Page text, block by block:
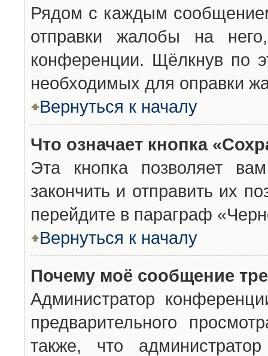
Рядом с каждым
отправки жалобы на
конференции. Щёлкнув по
необходимых для оправки
Вернуться к началу
Что означает кнопка
Эта кнопка позволяет
закончить и отправить их
перейдите в параграф
Вернуться к началу
Почему моё сообщение
Администратор
предварительного
также, что